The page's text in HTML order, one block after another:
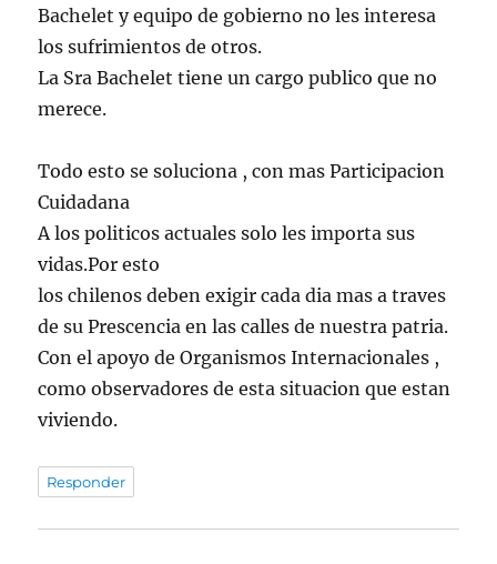
Bachelet y equipo de gobierno no les interesa
los sufrimientos de otros.
La Sra Bachelet tiene un cargo publico que no
merece.
Todo esto se soluciona , con mas Participacion
Cuidadana
A los politicos actuales solo les importa sus
vidas.Por esto
los chilenos deben exigir cada dia mas a traves
de su Prescencia en las calles de nuestra patria.
Con el apoyo de Organismos Internacionales ,
como observadores de esta situacion que estan
viviendo.
Responder